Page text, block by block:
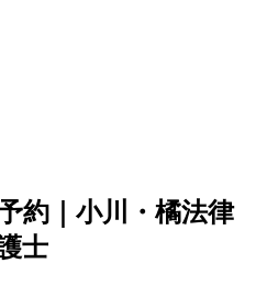
約｜小川・橘法律
士